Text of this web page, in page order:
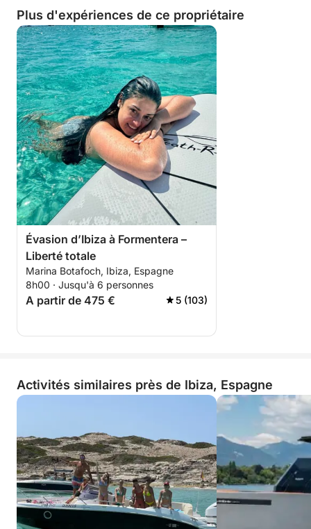
Plus d'expériences de ce propriétaire
Évasion d’Ibiza à Formentera –
Liberté totale
Marina Botafoch, Ibiza, Espagne
8h00 · Jusqu'à 6 personnes
A partir de 475 € 5 (103)
Activités similaires près de Ibiza, Espagne